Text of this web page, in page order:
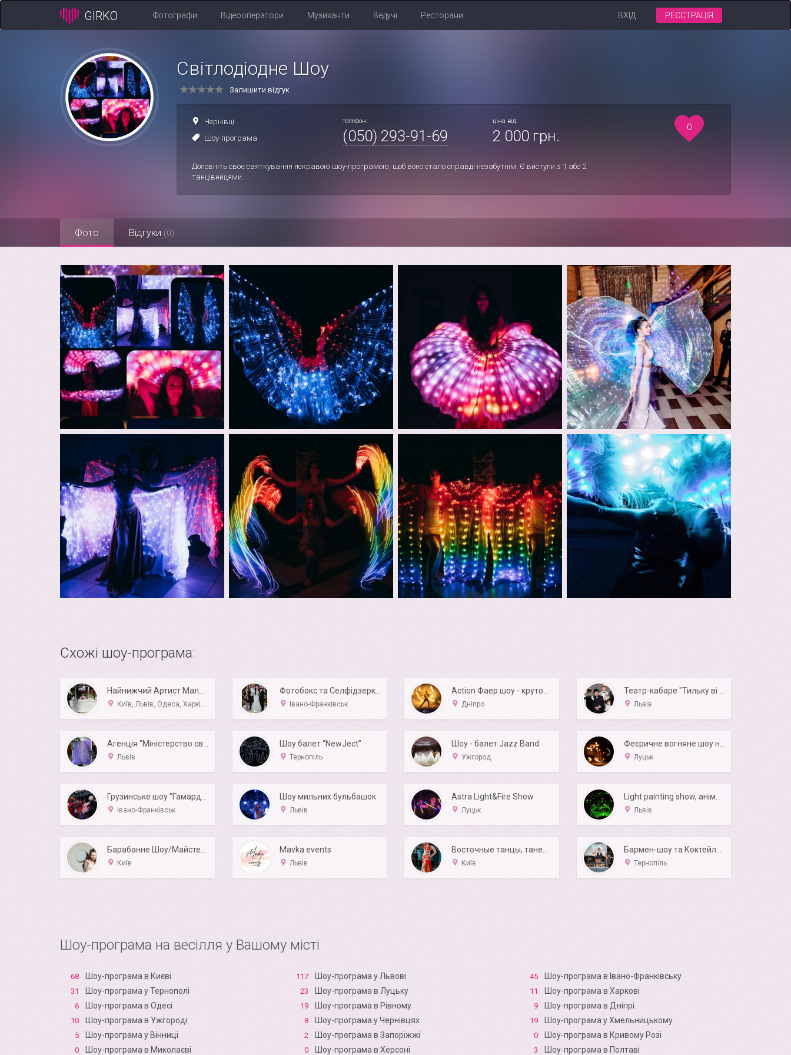
GIRKO Фотографи Відеооператори Музиканти Ведучі Ресторани ВХІД РЕЄСТРАЦІЯ
Світлодіодне Шоу
Залишити відгук
Чернівці
Шоу-програма
телефон:
(050) 293-91-69
ціна від:
2 000 грн.
Доповніть своє святкування яскравою шоу-програмою, щоб воно стало справді незабутнім. Є виступи з 1 або 2
танцівницями.
0
Фото Відгуки (0)
Схожі шоу-програма:
Київ, Львів, Одеса, Харків, Дніпро
Фотобокс та Селфідзеркало SmilePhoto
Івано-Франківськ Дніпро Львів
Львів
Шоу балет “NewJect”
Тернопіль
Шоу - балет Jazz Band
Ужгород Луцьк
Івано-Франківськ
Шоу мильних бульбашок
Львів
Astra Light&Fire Show
Луцьк Львів
Київ
Mavka events
Львів Київ Тернопіль
Шоу-програма на весілля у Вашому місті
68 Шоу-програма в Києві 117 Шоу-програма у Львові 45 Шоу-програма в Івано-Франківську
31 Шоу-програма у Тернополі 23 Шоу-програма в Луцьку 11 Шоу-програма в Харкові
6 Шоу-програма в Одесі 19 Шоу-програма в Рівному 9 Шоу-програма в Дніпрі
10 Шоу-програма в Ужгороді 8 Шоу-програма у Чернівцях 19 Шоу-програма у Хмельницькому
5 Шоу-програма у Вінниці 2 Шоу-програма в Запоріжжі 0 Шоу-програма в Кривому Розі
0 Шоу-програма в Миколаєві 0 Шоу-програма в Xерсоні 3 Шоу-програма в Полтаві